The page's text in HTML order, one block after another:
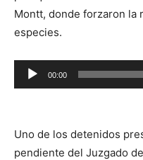
Montt, donde forzaron la
especies.
Reproductor
de
00:00
Uno de los detenidos
pendiente del Juzgado